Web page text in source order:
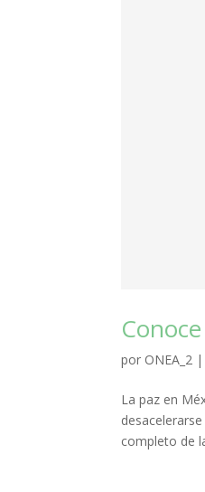
por ONEA_2 |
La paz en
completo de